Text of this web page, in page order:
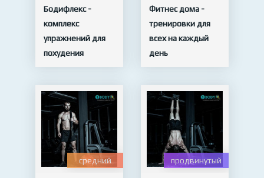
Бодифлекс -
комплекс
упражнений для
похудения
Фитнес дома -
тренировки для
всех на каждый
день
средний продвинутый